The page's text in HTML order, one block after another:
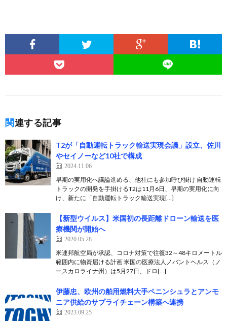
関連する記事
T2が「自動運転トラック輸送実現会議」設立、佐川
やセイノーなど10社で構成
2024.11.06
早期の実用化へ議論進める、他社にも参加呼び掛け 自動運転
トラックの開発を手掛けるT2は11月6日、早期の実用化に向
け、新たに「自動運転トラック輸送実現[…]
【新型ウイルス】米国初の長距離ドローン輸送を医
療機関が開始へ
2020.05.28
米連邦航空局が承認、コロナ対策で往復32～48キロメートル
範囲内に物資届ける計画 米国の医療法人ノバントヘルス（ノ
ースカロライナ州）は5月27日、ドロ[…]
伊藤忠、欧州の舶用燃料大手ペニンシュラとアンモ
ニア供給のサプライチェーン構築へ連携
2023.09.25